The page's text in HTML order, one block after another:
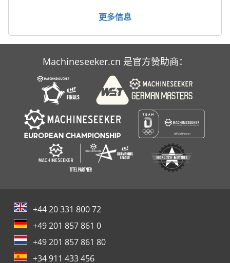
更多信息
Machineseeker.cn 是官方赞助商：
+44 20 331 800 72
+49 201 857 861 0
+49 201 857 861 80
+34 911 433 456